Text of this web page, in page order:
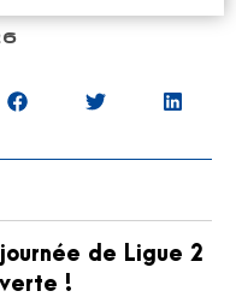
de Ligue 2
!